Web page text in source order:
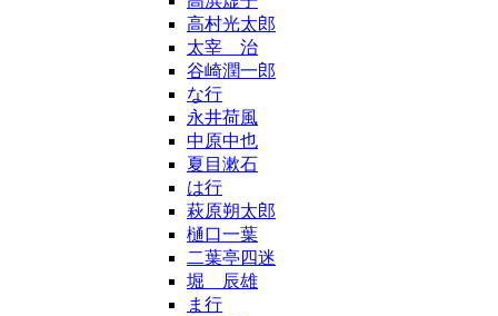
高村光太郎
太宰 治
谷崎潤一郎
な行
永井荷風
中原中也
夏目漱石
は行
萩原朔太郎
樋口一葉
二葉亭四迷
堀 辰雄
ま行